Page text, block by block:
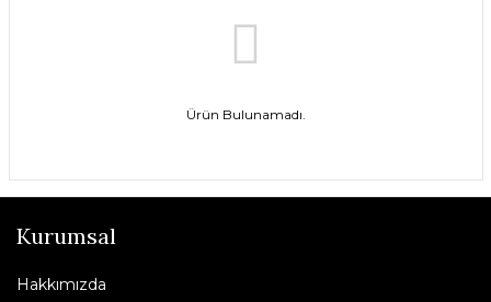
Ürün Bulunamadı.
Kurumsal
Hakkımızda